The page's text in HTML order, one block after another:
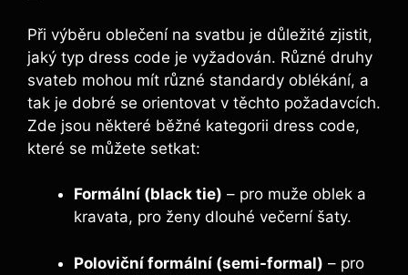
Při výběru oblečení na svatbu je důležité zjistit,
jaký typ dress code je vyžadován. Různé druhy
svateb mohou mít různé standardy oblékání, a
tak je dobré se orientovat v těchto požadavcích.
Zde jsou některé běžné kategorii dress code,
které se můžete setkat:
Formální (black tie) – pro muže oblek a
kravata, pro ženy dlouhé večerní šaty.
Poloviční formální (semi-formal) – pro